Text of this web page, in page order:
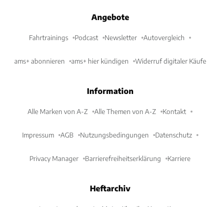
Angebote
Fahrtrainings Podcast Newsletter Autovergleich
ams+ abonnieren ams+ hier kündigen Widerruf digitaler Käufe
Information
Alle Marken von A-Z Alle Themen von A-Z Kontakt
Impressum AGB Nutzungsbedingungen Datenschutz
Privacy Manager Barrierefreiheitserklärung Karriere
Heftarchiv